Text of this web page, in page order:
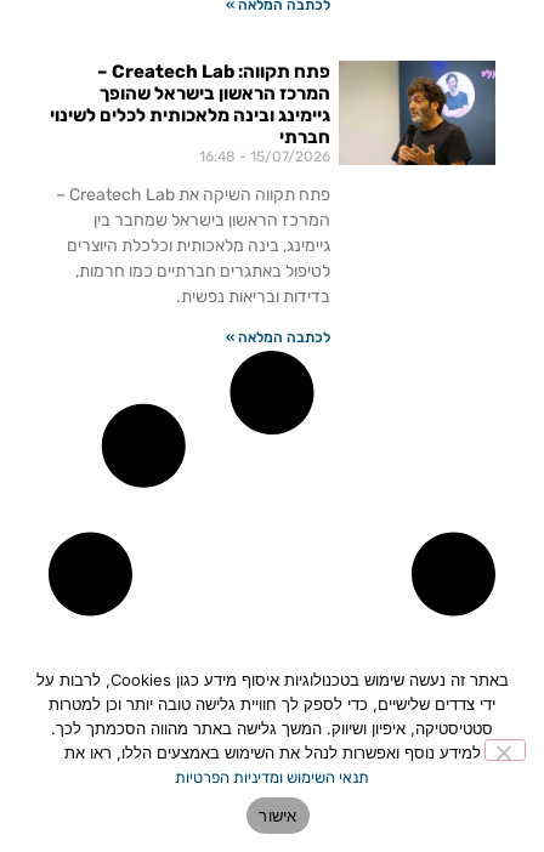
לכתבה המלאה »
פתח תקווה: Createch Lab –
המרכז הראשון בישראל שהופך
גיימינג ובינה מלאכותית לכלים לשינוי
חברתי
15/07/2026
פתח תקווה השיקה את Createch Lab –
המרכז הראשון בישראל שמחבר בין
גיימינג, בינה מלאכותית וכלכלת היוצרים
לטיפול באתגרים חברתיים כמו חרמות,
בדידות ובריאות נפשית.
לכתבה המלאה »
באתר זה נעשה שימוש בטכנולוגיות איסוף מידע כגון Cookies, לרבות על
ידי צדדים שלישיים, כדי לספק לך חוויית גלישה טובה יותר וכן למטרות
סטטיסטיקה, איפיון ושיווק. המשך גלישה באתר מהווה הסכמתך לכך.
למידע נוסף ואפשרות לנהל את השימוש באמצעים הללו, ראו את
תנאי השימוש ומדיניות הפרטיות
אישור